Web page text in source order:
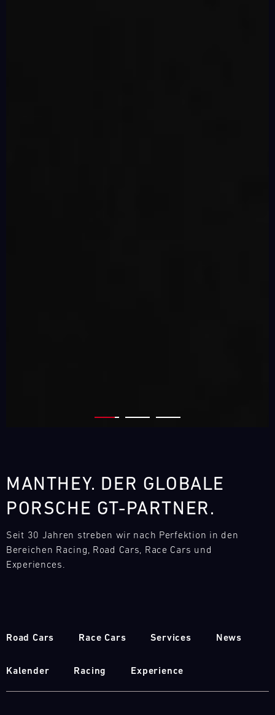
MANTHEY. DER GLOBALE
PORSCHE GT-PARTNER.
Seit 30 Jahren streben wir nach Perfektion in den
Bereichen Racing, Road Cars, Race Cars und
Experiences.
Road Cars Race Cars Services News
Kalender Racing Experience